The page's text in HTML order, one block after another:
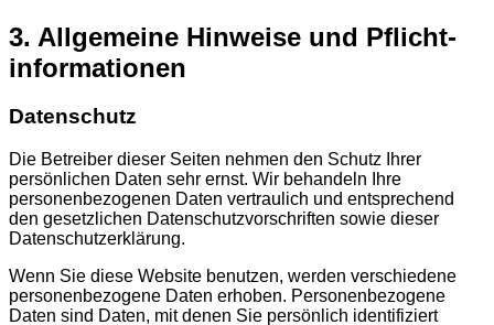
3. Allgemeine Hinweise und Pflicht­
informationen
Datenschutz
Die Betreiber dieser Seiten nehmen den Schutz Ihrer
persönlichen Daten sehr ernst. Wir behandeln Ihre
personenbezogenen Daten vertraulich und entsprechend
den gesetzlichen Datenschutzvorschriften sowie dieser
Datenschutzerklärung.
Wenn Sie diese Website benutzen, werden verschiedene
personenbezogene Daten erhoben. Personenbezogene
Daten sind Daten, mit denen Sie persönlich identifiziert